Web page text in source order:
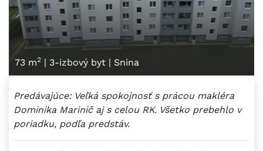
73 m2 | 3-izbový byt | Snina
Predávajúce: Veľká spokojnosť s prácou makléra
Dominika Marinič aj s celou RK. Všetko prebehlo v
poriadku, podľa predstáv.